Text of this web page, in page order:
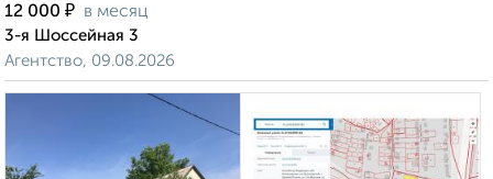
12 000 ₽ в месяц
3-я Шоссейная 3
Агентство, 09.08.2026